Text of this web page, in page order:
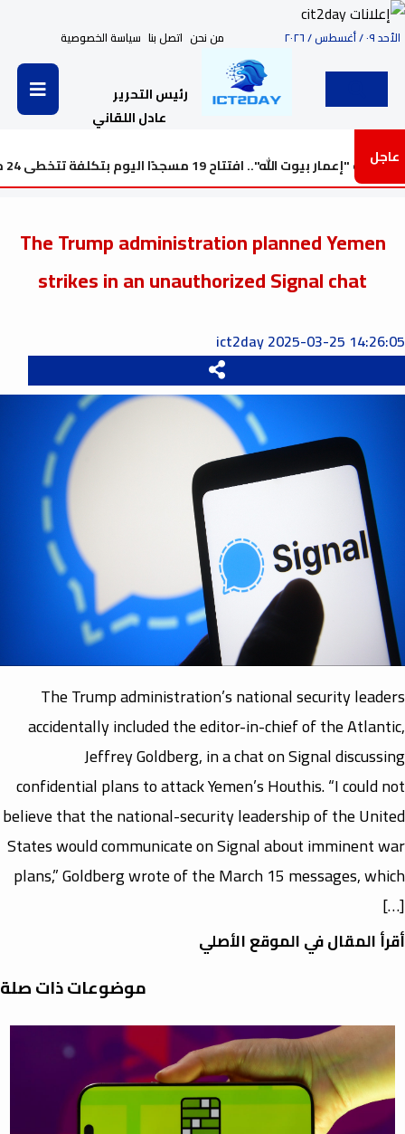
من نحن اتصل بنا سياسة الخصوصية الأحد ٠٩ / أغسطس / ٢٠٢٦
رئيس التحرير
عادل اللقاني
عاجلبتكلفة تتخطى 24 مليار
The Trump administration planned Yemen
strikes in an unauthorized Signal chat
ict2day2025-03-25 14:26:05
The Trump administration’s national security leaders
accidentally included the editor-in-chief of the Atlantic,
Jeffrey Goldberg, in a chat on Signal discussing
confidential plans to attack Yemen’s Houthis. “I could not
believe that the national-security leadership of the United
States would communicate on Signal about imminent war
plans,” Goldberg wrote of the March 15 messages, which
[…]
أقرأ المقال في الموقع الأصلي
موضوعات ذات صلة